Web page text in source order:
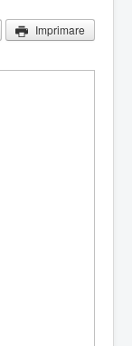
Imprimare